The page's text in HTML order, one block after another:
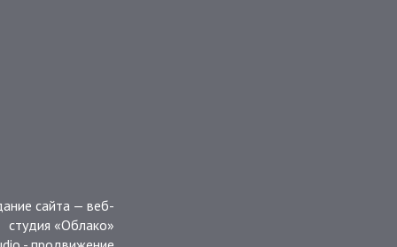
сайта — веб-
студия «Облако»